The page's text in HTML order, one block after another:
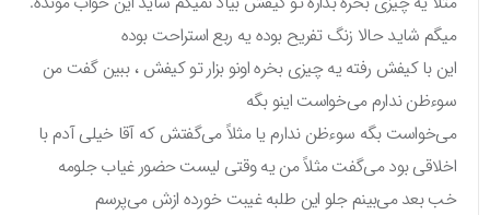
میگم شاید حالا زنگ تفریح بوده یه ربع استراحت بوده
این با کیفش رفته یه چیزی بخره اونو بزار تو کیفش ، ببین گفت من
سوءظن ندارم می‌خواست اینو بگه
می‌خواست بگه سوءظن ندارم یا مثلاً می‌گفتش که آقا خیلی آدم با
اخلاقی بود می‌گفت مثلاً من یه وقتی لیست حضور غیاب جلومه
خب بعد می‌بینم جلو این طلبه غیبت خورده ازش می‌پرسم